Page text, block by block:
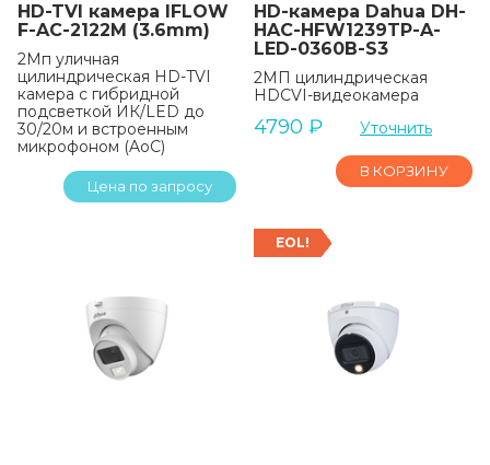
HD-TVI камера IFLOW
F-AC-2122M (3.6mm)
2Мп уличная
цилиндрическая HD-TVI
камера с гибридной
подсветкой ИК/LED до
30/20м и встроенным
микрофоном (AoC)
Цена по запросу
HD-камера Dahua DH-
HAC-HFW1239TP-A-
LED-0360B-S3
2МП цилиндрическая
HDCVI-видеокамера
4790 ₽ Уточнить
В КОРЗИНУ
EOL!